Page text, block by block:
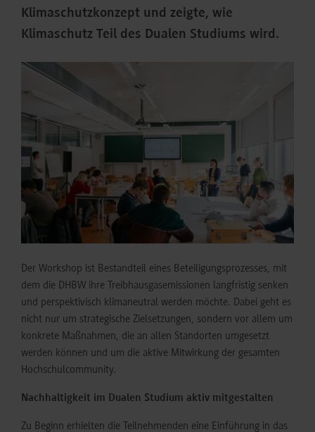
Klimaschutzkonzept und zeigte, wie
Klimaschutz Teil des Dualen Studiums wird.
Der Workshop ist Bestandteil eines Beteiligungsprozesses, mit
dem die DHBW ihre Treibhausgasemissionen langfristig senken
und perspektivisch klimaneutral werden möchte. Dabei geht es
nicht nur um strategische Zielsetzungen, sondern vor allem um
konkrete Maßnahmen, die an allen Standorten umgesetzt
werden können und um die aktive Mitwirkung der gesamten
Hochschulcommunity.
Nachhaltigkeit im Dualen Studium aktiv mitgestalten
Zu Beginn erhielten die Teilnehmenden eine Einführung in das